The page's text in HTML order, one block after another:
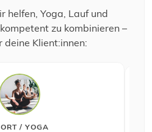
helfen, Yoga, Lauf und
zu kombinieren –
Klient:innen:
/ YOGA